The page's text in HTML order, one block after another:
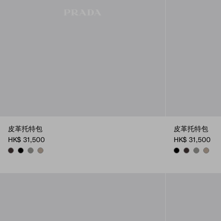
皮革托特包
HK$ 31,500
DARK BROWN
BLACKBAMBOO/CORK BEIGE
CLAY
皮革托特包
HK$ 31,500
BLACKDARK BROWN
BAMBOO/
CLAY